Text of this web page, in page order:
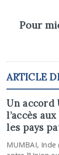
Pour
ARTICLE
Un
l’accès
les pays
MUMBAI,